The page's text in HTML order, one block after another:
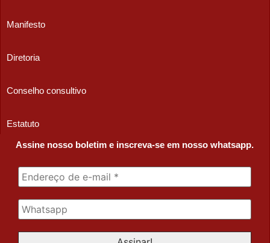
Manifesto
Diretoria
Conselho consultivo
Estatuto
Assine nosso boletim e inscreva-se em nosso whatsapp.